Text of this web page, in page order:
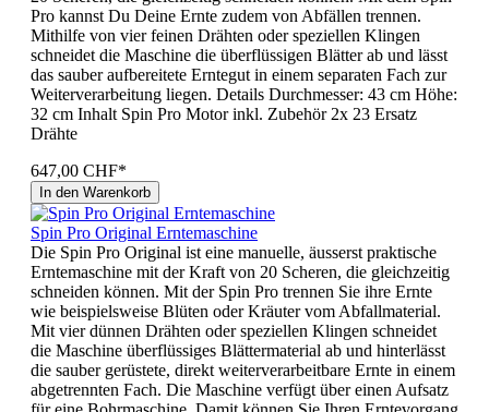
Pro kannst Du Deine Ernte zudem von Abfällen trennen.
Mithilfe von vier feinen Drähten oder speziellen Klingen
schneidet die Maschine die überflüssigen Blätter ab und lässt
das sauber aufbereitete Erntegut in einem separaten Fach zur
Weiterverarbeitung liegen. Details Durchmesser: 43 cm Höhe:
32 cm Inhalt Spin Pro Motor inkl. Zubehör 2x 23 Ersatz
Drähte
647,00 CHF*
In den Warenkorb
Spin Pro Original Erntemaschine
Die Spin Pro Original ist eine manuelle, äusserst praktische
Erntemaschine mit der Kraft von 20 Scheren, die gleichzeitig
schneiden können. Mit der Spin Pro trennen Sie ihre Ernte
wie beispielsweise Blüten oder Kräuter vom Abfallmaterial.
Mit vier dünnen Drähten oder speziellen Klingen schneidet
die Maschine überflüssiges Blättermaterial ab und hinterlässt
die sauber gerüstete, direkt weiterverarbeitbare Ernte in einem
abgetrennten Fach. Die Maschine verfügt über einen Aufsatz